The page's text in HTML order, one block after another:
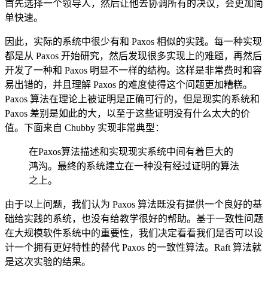
首先选择一个领导人，然后让他去协调所有的决议，会更加简
单快速。
因此，实际的系统中很少有和 Paxos 相似的实践。每一种实现
都是从 Paxos 开始研究，然后发现很多实现上的难题，再然后
开发了一种和 Paxos 明显不一样的结构。这样是非常费时和容
易出错的，并且理解 Paxos 的难度使得这个问题更加糟糕。
Paxos 算法在理论上被证明是正确可行的，但是现实的系统和
Paxos 差别是如此的大，以至于这些证明没有什么太大的价
值。下面来自 Chubby 实现非常典型：
在Paxos算法描述和实现现实系统中间有着巨大的
鸿沟。最终的系统建立在一种没有经过证明的算法
之上。
由于以上问题，我们认为 Paxos 算法既没有提供一个良好的基
础给实践的系统，也没有给教学很好的帮助。基于一致性问题
在大规模软件系统中的重要性，我们决定看看我们是否可以设
计一个拥有更好特性的替代 Paxos 的一致性算法。Raft 算法就
是这次实验的结果。